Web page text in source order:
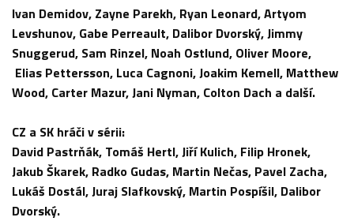
Ivan Demidov, Zayne Parekh, Ryan Leonard, Artyom
Levshunov, Gabe Perreault, Dalibor Dvorský, Jimmy
Snuggerud, Sam Rinzel, Noah Ostlund, Oliver Moore,
Elias Pettersson, Luca Cagnoni, Joakim Kemell, Matthew
Wood, Carter Mazur, Jani Nyman, Colton Dach a další.
CZ a SK hráči v sérii:
David Pastrňák, Tomáš Hertl, Jiří Kulich, Filip Hronek,
Jakub Škarek, Radko Gudas, Martin Nečas, Pavel Zacha,
Lukáš Dostál, Juraj Slafkovský, Martin Pospíšil, Dalibor
Dvorský.